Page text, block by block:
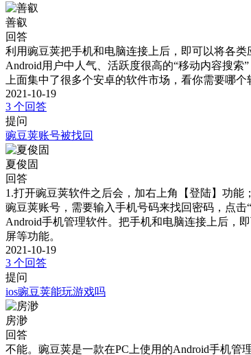
善叡
回答
利用豌豆荚把手机和电脑连接上后，即可以将各
Android用户中人气、活跃度很高的“移动内容搜索
上面集中了很多个安卓的软件市场，看你需要哪
2021-10-19
3 个回答
提问
豌豆荚账号被找回
夏俊固
回答
1.打开豌豆荚软件之后会，加右上角【登陆】功
豌豆荚账号，需要输入手机号码来找回密码，点
Android手机管理软件。把手机和电脑连接上后，
屏等功能。
2021-10-19
3 个回答
提问
ios豌豆荚能玩游戏吗
房渺
回答
不能。豌豆荚是一款在PC上使用的Android手机